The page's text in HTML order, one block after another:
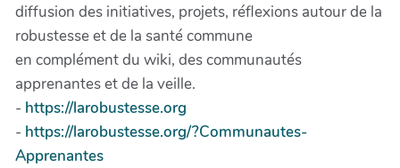
diffusion des initiatives, projets, réflexions autour de la
robustesse et de la santé commune
en complément du wiki, des communautés
apprenantes et de la veille.
- https://larobustesse.org
- https://larobustesse.org/?Communautes-
Apprenantes